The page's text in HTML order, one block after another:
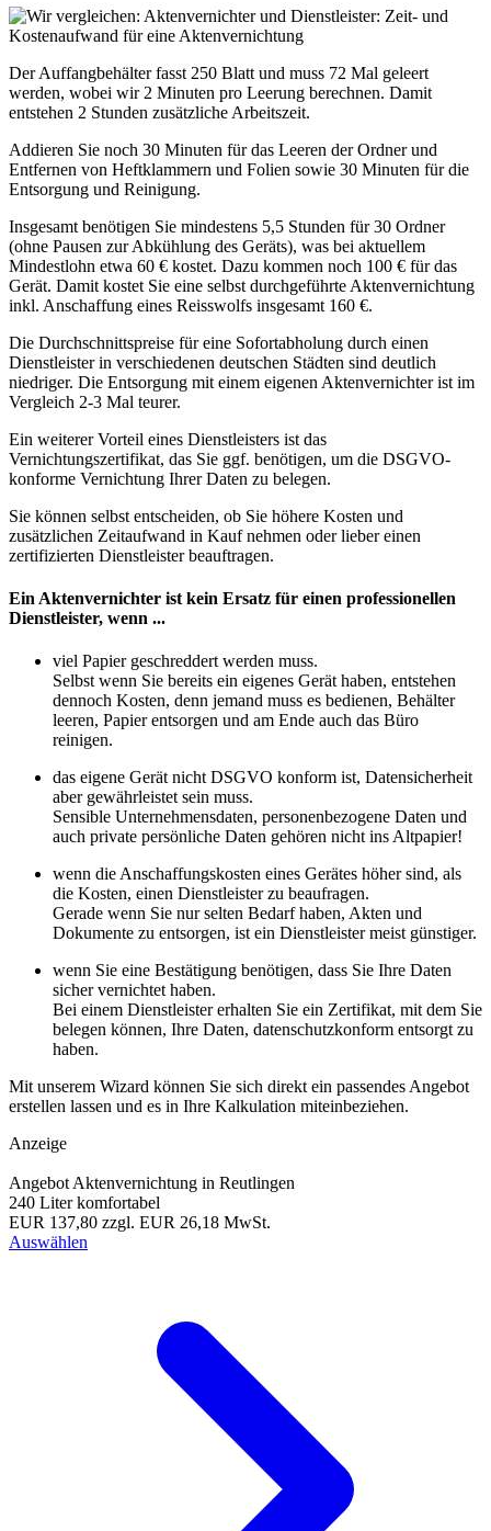
Der Auffangbehälter fasst 250 Blatt und muss 72 Mal geleert
werden, wobei wir 2 Minuten pro Leerung berechnen. Damit
entstehen 2 Stunden zusätzliche Arbeitszeit.
Addieren Sie noch 30 Minuten für das Leeren der Ordner und
Entfernen von Heftklammern und Folien sowie 30 Minuten für die
Entsorgung und Reinigung.
Insgesamt benötigen Sie mindestens 5,5 Stunden für 30 Ordner
(ohne Pausen zur Abkühlung des Geräts), was bei aktuellem
Mindestlohn etwa 60 € kostet. Dazu kommen noch 100 € für das
Gerät. Damit kostet Sie eine selbst durchgeführte Aktenvernichtung
inkl. Anschaffung eines Reisswolfs insgesamt 160 €.
Die Durchschnittspreise für eine Sofortabholung durch einen
Dienstleister in verschiedenen deutschen Städten sind deutlich
niedriger. Die Entsorgung mit einem eigenen Aktenvernichter ist im
Vergleich 2-3 Mal teurer.
Ein weiterer Vorteil eines Dienstleisters ist das
Vernichtungszertifikat, das Sie ggf. benötigen, um die DSGVO-
konforme Vernichtung Ihrer Daten zu belegen.
Sie können selbst entscheiden, ob Sie höhere Kosten und
zusätzlichen Zeitaufwand in Kauf nehmen oder lieber einen
zertifizierten Dienstleister beauftragen.
Ein Aktenvernichter ist kein Ersatz für einen professionellen
Dienstleister, wenn ...
viel Papier geschreddert werden muss.
Selbst wenn Sie bereits ein eigenes Gerät haben, entstehen
dennoch Kosten, denn jemand muss es bedienen, Behälter
leeren, Papier entsorgen und am Ende auch das Büro
reinigen.
das eigene Gerät nicht DSGVO konform ist, Datensicherheit
aber gewährleistet sein muss.
Sensible Unternehmensdaten, personenbezogene Daten und
auch private persönliche Daten gehören nicht ins Altpapier!
wenn die Anschaffungskosten eines Gerätes höher sind, als
die Kosten, einen Dienstleister zu beaufragen.
Gerade wenn Sie nur selten Bedarf haben, Akten und
Dokumente zu entsorgen, ist ein Dienstleister meist günstiger.
wenn Sie eine Bestätigung benötigen, dass Sie Ihre Daten
sicher vernichtet haben.
Bei einem Dienstleister erhalten Sie ein Zertifikat, mit dem Sie
belegen können, Ihre Daten, datenschutzkonform entsorgt zu
haben.
Mit unserem Wizard können Sie sich direkt ein passendes Angebot
erstellen lassen und es in Ihre Kalkulation miteinbeziehen.
Anzeige
Angebot Aktenvernichtung in Reutlingen
240 Liter komfortabel
EUR 137,80 zzgl. EUR 26,18 MwSt.
Auswählen